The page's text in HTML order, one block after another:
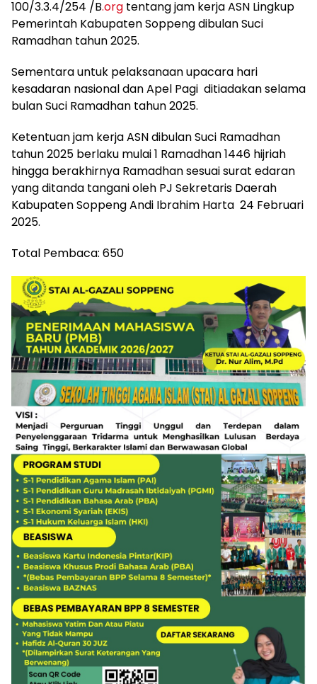
100/3.3.4/254 /B.org tentang jam kerja ASN Lingkup
Pemerintah Kabupaten Soppeng dibulan Suci
Ramadhan tahun 2025.
Sementara untuk pelaksanaan upacara hari
kesadaran nasional dan Apel Pagi ditiadakan selama
bulan Suci Ramadhan tahun 2025.
Ketentuan jam kerja ASN dibulan Suci Ramadhan
tahun 2025 berlaku mulai 1 Ramadhan 1446 hijriah
hingga berakhirnya Ramadhan sesuai surat edaran
yang ditanda tangani oleh PJ Sekretaris Daerah
Kabupaten Soppeng Andi Ibrahim Harta 24 Februari
2025.
Total Pembaca: 650